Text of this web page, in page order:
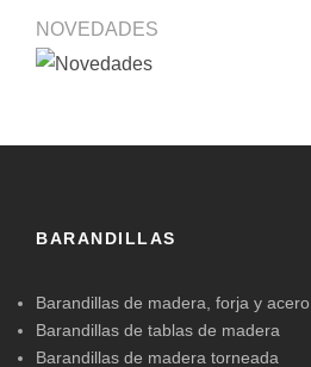
NOVEDADES
BARANDILLAS
Barandillas de madera, forja y acero
Barandillas de tablas de madera
Barandillas de madera torneada